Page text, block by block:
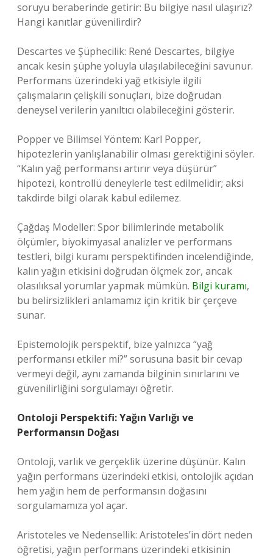
soruyu beraberinde getirir: Bu bilgiye nasıl ulaşırız?
Hangi kanıtlar güvenilirdir?
Descartes ve Şüphecilik: René Descartes, bilgiye
ancak kesin şüphe yoluyla ulaşılabileceğini savunur.
Performans üzerindeki yağ etkisiyle ilgili
çalışmaların çelişkili sonuçları, bize doğrudan
deneysel verilerin yanıltıcı olabileceğini gösterir.
Popper ve Bilimsel Yöntem: Karl Popper,
hipotezlerin yanlışlanabilir olması gerektiğini söyler.
“Kalın yağ performansı artırır veya düşürür”
hipotezi, kontrollü deneylerle test edilmelidir; aksi
takdirde bilgi olarak kabul edilemez.
Çağdaş Modeller: Spor bilimlerinde metabolik
ölçümler, biyokimyasal analizler ve performans
testleri, bilgi kuramı perspektifinden incelendiğinde,
kalın yağın etkisini doğrudan ölçmek zor, ancak
olasılıksal yorumlar yapmak mümkün. Bilgi kuramı,
bu belirsizlikleri anlamamız için kritik bir çerçeve
sunar.
Epistemolojik perspektif, bize yalnızca “yağ
performansı etkiler mi?” sorusuna basit bir cevap
vermeyi değil, aynı zamanda bilginin sınırlarını ve
güvenilirliğini sorgulamayı öğretir.
Ontoloji Perspektifi: Yağın Varlığı ve
Performansın Doğası
Ontoloji, varlık ve gerçeklik üzerine düşünür. Kalın
yağın performans üzerindeki etkisi, ontolojik açıdan
hem yağın hem de performansın doğasını
sorgulamamıza yol açar.
Aristoteles ve Nedensellik: Aristoteles’in dört neden
öğretisi, yağın performans üzerindeki etkisinin